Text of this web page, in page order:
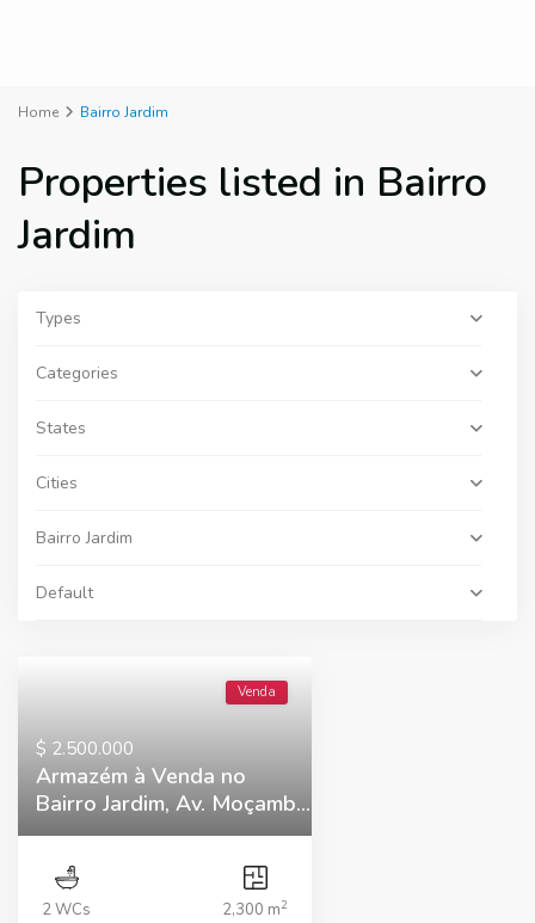
Home Bairro Jardim
Properties listed in Bairro
Jardim
Types
Categories
States
Cities
Bairro Jardim
Default
Venda
$ 2.500.000
Armazém à Venda no
Bairro Jardim, Av. Moçamb...
2 WCs 2,300 m2